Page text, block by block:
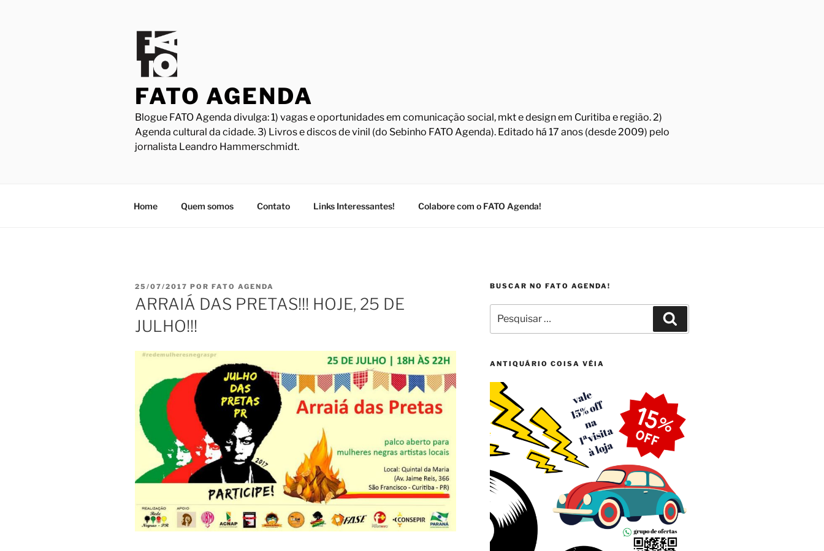
FATO AGENDA
Blogue FATO Agenda divulga: 1) vagas e oportunidades em comunicação social, mkt e design em Curitiba e região. 2)
Agenda cultural da cidade. 3) Livros e discos de vinil (do Sebinho FATO Agenda). Editado há 17 anos (desde 2009) pelo
jornalista Leandro Hammerschmidt.
Home Quem somos Contato Links Interessantes! Colabore com o FATO Agenda!
PUBLICADO
EM
25/07/2017 POR FATO AGENDA
ARRAIÁ DAS PRETAS!!! HOJE, 25 DE
JULHO!!!
BUSCAR NO FATO AGENDA!
por:
ANTIQUÁRIO COISA VÉIA